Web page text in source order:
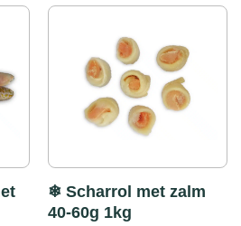
❄ Scharrol met zalm
40-60g 1kg